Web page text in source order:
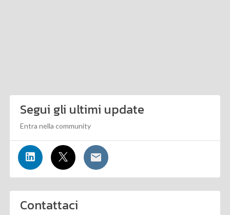
Segui gli ultimi update
Entra nella community
Contattaci